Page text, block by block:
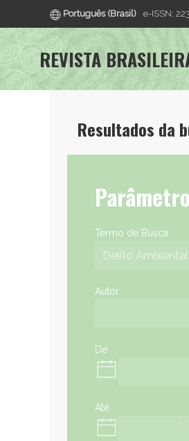
Português (Brasil) e-ISSN:
REVISTA
Resultados da
Termo de Busca
Autor
De
Até